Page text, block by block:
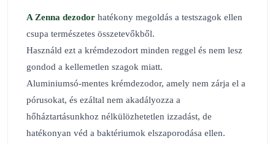
A Zenna dezodor hatékony megoldás a testszagok ellen
csupa természetes összetevőkből.
Használd ezt a krémdezodort minden reggel és nem lesz
gondod a kellemetlen szagok miatt.
Aluminiumsó-mentes krémdezodor, amely nem zárja el a
pórusokat, és ezáltal nem akadályozza a
hőháztartásunkhoz nélkülözhetetlen izzadást, de
hatékonyan véd a baktériumok elszaporodása ellen.